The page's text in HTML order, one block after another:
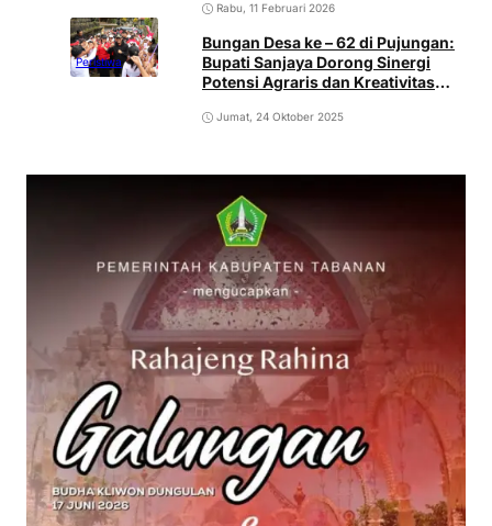
Plastik “Bali Harmoni” di
Denbantas
Rabu, 11 Februari 2026
Peristiwa
Bungan Desa ke – 62 di Pujungan:
Bupati Sanjaya Dorong Sinergi
Potensi Agraris dan Kreativitas
Jumat, 24 Oktober 2025